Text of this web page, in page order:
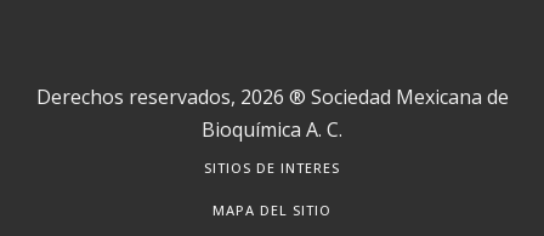
Derechos reservados, 2026 ® Sociedad Mexicana de
Bioquímica A. C.
SITIOS DE INTERES
MAPA DEL SITIO